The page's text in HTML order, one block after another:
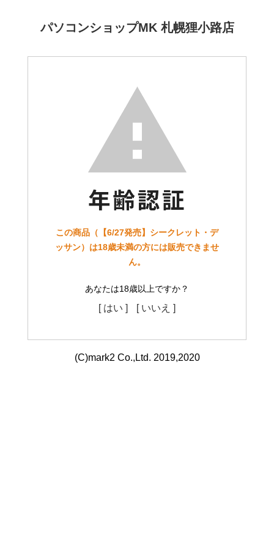
パソコンショップMK 札幌狸小路店
この商品（【6/27発売】シークレット・デ
ッサン）は18歳未満の方には販売できませ
ん。
あなたは18歳以上ですか？
[ はい ] [ いいえ ]
(C)mark2 Co.,Ltd. 2019,2020